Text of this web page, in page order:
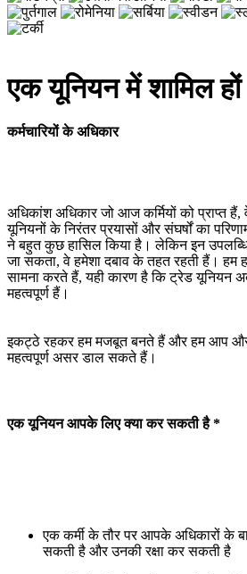
एक यूनियन में शामिल हों
कर्मचारियों के अधिकार
अधिकांश अधिकार जो आज कर्मियों को प्राप्त
यूनियनों के निरंतर प्रयासों और संघर्षों का
ने बहुत कुछ हासिल किया है। लेकिन इन
जा सकता, वे हमेशा दबाव के तहत रहती हैं। हम
सामना करते हैं, यही कारण है कि ट्रेड यूनियन
महत्वपूर्ण हैं।
इकट्ठे रहकर हम मजबूत बनते हैं और हम आप
महत्वपूर्ण असर डाल सकते हैं।
एक यूनियन आपके लिए क्या कर सकती है *
एक कर्मी के तौर पर आपके अधिकारों के
सकती है और उनकी रक्षा कर सकती है